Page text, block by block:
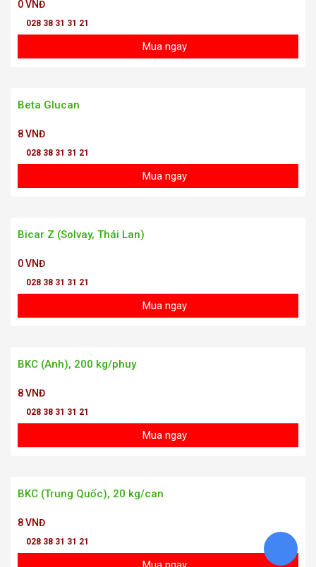
0 VNĐ
028 38 31 31 21
Mua ngay
Beta Glucan
8 VNĐ
028 38 31 31 21
Mua ngay
Bicar Z (Solvay, Thái Lan)
0 VNĐ
028 38 31 31 21
Mua ngay
BKC (Anh), 200 kg/phuy
8 VNĐ
028 38 31 31 21
Mua ngay
BKC (Trung Quốc), 20 kg/can
8 VNĐ
028 38 31 31 21